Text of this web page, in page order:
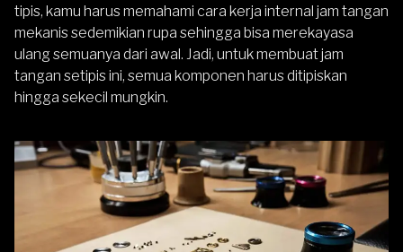
tipis, kamu harus memahami cara kerja internal jam tangan
mekanis sedemikian rupa sehingga bisa merekayasa
ulang semuanya dari awal. Jadi, untuk membuat jam
tangan setipis ini, semua komponen harus ditipiskan
hingga sekecil mungkin.